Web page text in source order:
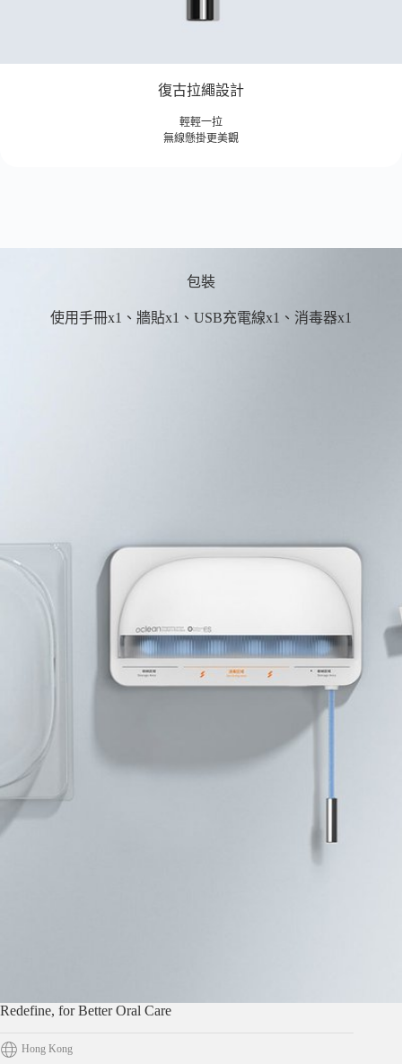
復古拉繩設計
輕輕一拉
無線懸掛更美觀
包裝
使用手冊x1、牆貼x1、USB充電線x1、消毒器x1
Redefine, for Better Oral Care
Hong Kong